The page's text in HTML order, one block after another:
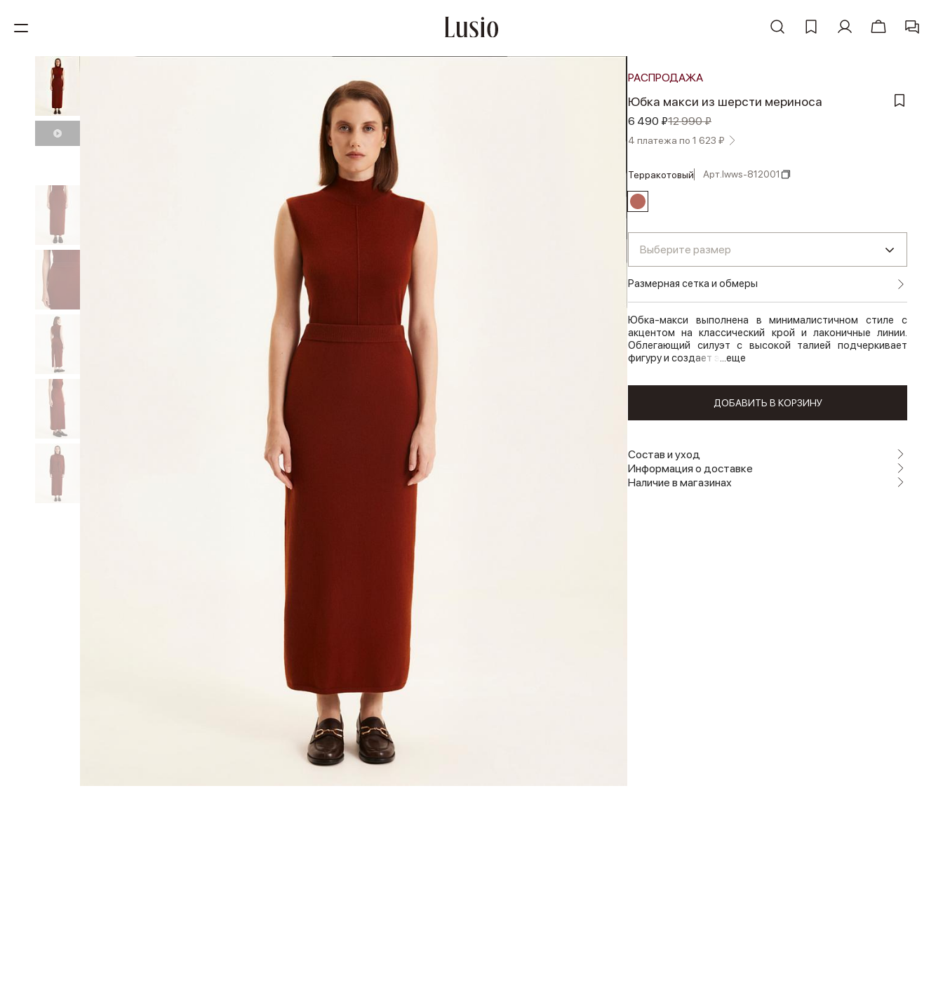
РАСПРОДАЖА
Юбка макси из шерсти мериноса
6 490 ₽12 990 ₽
4 платежа по 1 623 ₽
терракотовый Арт.lwws-812001
Выберите размер
Размерная сетка и обмеры
Юбка-макси выполнена в минималистичном стиле с
акцентом на классический крой и лаконичные линии.
Облегающий силуэт с высокой талией подчеркивает
фигуру и создает э ...еще
ДОБАВИТЬ В КОРЗИНУ
Состав и уход
Информация о доставке
Наличие в магазинах